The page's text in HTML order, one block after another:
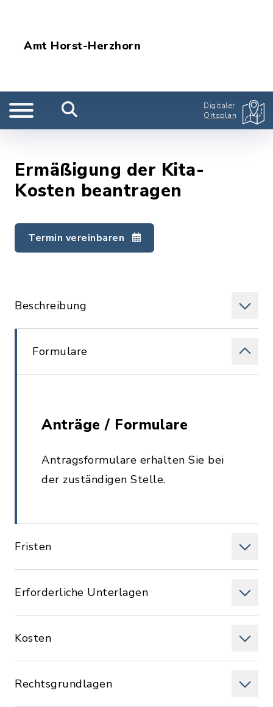
Amt Horst-Herzhorn
Digitaler
Ortsplan
Ermäßigung der Kita-
Kosten beantragen
Termin vereinbaren
Beschreibung
Formulare
Anträge / Formulare
Antragsformulare erhalten Sie bei
der zuständigen Stelle.
Fristen
Erforderliche Unterlagen
Kosten
Rechtsgrundlagen